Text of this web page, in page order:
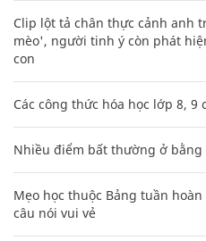
Clip lột tả chân thực cảnh anh
mèo', người tinh ý còn phát
con
Các công thức hóa học lớp 8, 9
Nhiều điểm bất thường ở bằng
Mẹo học thuộc Bảng tuần
câu nói vui vẻ